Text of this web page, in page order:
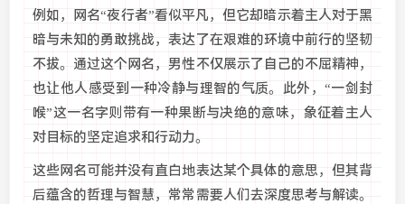
例如，网名“夜行者”看似平凡，但它却暗示着主人对于黑
暗与未知的勇敢挑战，表达了在艰难的环境中前行的坚韧
不拔。通过这个网名，男性不仅展示了自己的不屈精神，
也让他人感受到一种冷静与理智的气质。此外，“一剑封
喉”这一名字则带有一种果断与决绝的意味，象征着主人
对目标的坚定追求和行动力。
这些网名可能并没有直白地表达某个具体的意思，但其背
后蕴含的哲理与智慧，常常需要人们去深度思考与解读。